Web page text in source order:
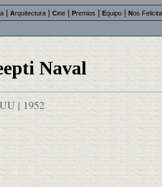
Arquitectura Cine Premios Equipo Nos
Naval
| 1952